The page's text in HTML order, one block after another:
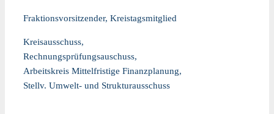
Fraktionsvorsitzender, Kreistagsmitglied
Kreisausschuss,
Rechnungsprüfungsauschuss,
Arbeitskreis Mittelfristige Finanzplanung,
Stellv. Umwelt- und Strukturausschuss